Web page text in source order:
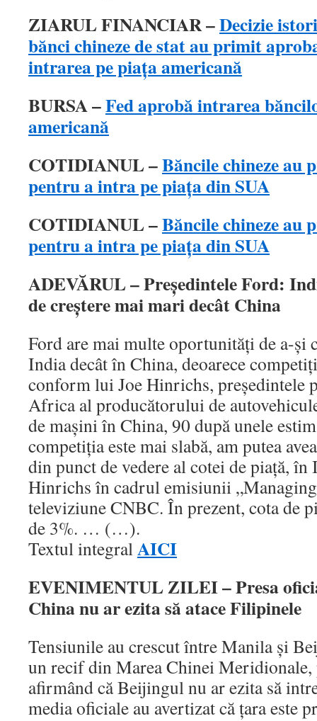
ZIARUL FINANCIAR –Decizie
bănci chineze de stat au primit
intrarea pe piaţa americană
BURSA –Fed aprobă intrarea
americană
COTIDIANUL –Băncile chineze au
pentru a intra pe piaţa din SUA
COTIDIANUL –Băncile chineze au
pentru a intra pe piaţa din SUA
ADEVĂRUL – Preşedintele Ford:
de creștere mai mari decât China
Ford are mai multe oportunități de a-și
India decât în China, deoarece
conform lui Joe Hinrichs, președintele
Africa al producătorului de
de mașini în China, 90 după unele
competiția este mai slabă, am putea
din punct de vedere al cotei de piață, în
Hinrichs în cadrul emisiunii
televiziune CNBC. În prezent, cota de
de 3%. … (…).
Textul integralAICI
EVENIMENTUL ZILEI – Presa
China nu ar ezita să atace Filipinele
Tensiunile au crescut între Manila şi
un recif din Marea Chinei Meridionale,
afirmând că Beijingul nu ar ezita să
media oficiale au avertizat că ţara este